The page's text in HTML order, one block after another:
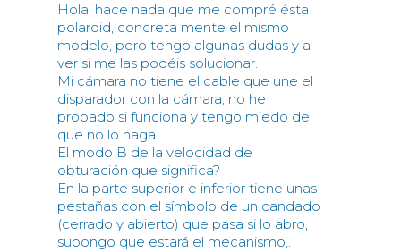
Hola, hace nada que me compré ésta
polaroid, concreta mente el mismo
modelo, pero tengo algunas dudas y a
ver si me las podéis solucionar.
Mi cámara no tiene el cable que une el
disparador con la cámara, no he
probado si funciona y tengo miedo de
que no lo haga.
El modo B de la velocidad de
obturación que significa?
En la parte superior e inferior tiene unas
pestañas con el símbolo de un candado
(cerrado y abierto) que pasa si lo abro,
supongo que estará el mecanismo,.